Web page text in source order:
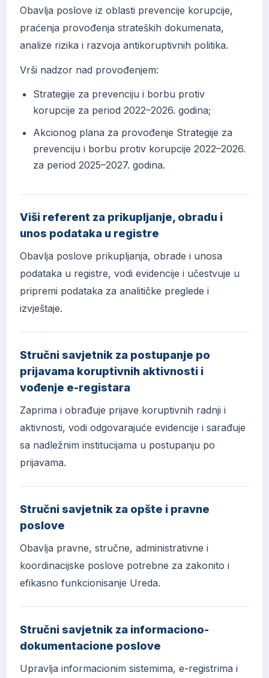
Obavlja poslove iz oblasti prevencije korupcije,
praćenja provođenja strateških dokumenata,
analize rizika i razvoja antikoruptivnih politika.
Vrši nadzor nad provođenjem:
Strategije za prevenciju i borbu protiv
korupcije za period 2022–2026. godina;
Akcionog plana za provođenje Strategije za
prevenciju i borbu protiv korupcije 2022–2026.
za period 2025–2027. godina.
Viši referent za prikupljanje, obradu i
unos podataka u registre
Obavlja poslove prikupljanja, obrade i unosa
podataka u registre, vodi evidencije i učestvuje u
pripremi podataka za analitičke preglede i
izvještaje.
Stručni savjetnik za postupanje po
prijavama koruptivnih aktivnosti i
vođenje e-registara
Zaprima i obrađuje prijave koruptivnih radnji i
aktivnosti, vodi odgovarajuće evidencije i sarađuje
sa nadležnim institucijama u postupanju po
prijavama.
Stručni savjetnik za opšte i pravne
poslove
Obavlja pravne, stručne, administrativne i
koordinacijske poslove potrebne za zakonito i
efikasno funkcionisanje Ureda.
Stručni savjetnik za informaciono-
dokumentacione poslove
Upravlja informacionim sistemima, e-registrima i